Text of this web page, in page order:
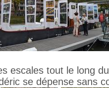
escales tout le long
se dépense sans